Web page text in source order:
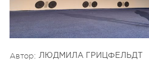
Автор: ЛЮДМИЛА ГРИЦФЕЛЬДТ